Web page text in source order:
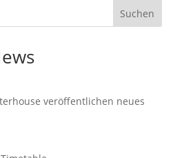
Suchen
veröffentlichen neues